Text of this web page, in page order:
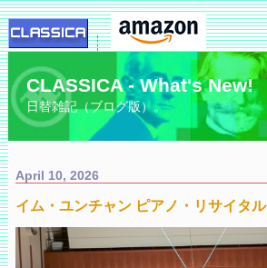
CLASSICA - What's New!
日替雑記（ブログ版）。
April 10, 2026
イム・ユンチャン ピアノ・リサイタル